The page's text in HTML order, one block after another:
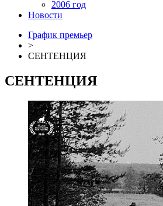
2006 год
Новости
График премьер
>
СЕНТЕНЦИЯ
СЕНТЕНЦИЯ